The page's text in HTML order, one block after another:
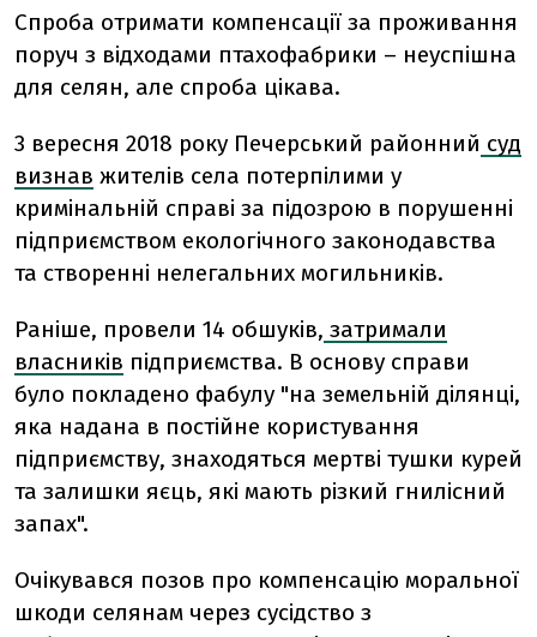
Спроба отримати компенсації за проживання
поруч з відходами птахофабрики – неуспішна
для селян, але спроба цікава.
3 вересня 2018 року Печерський районний суд
визнав жителів села потерпілими у
кримінальній справі за підозрою в порушенні
підприємством екологічного законодавства
та створенні нелегальних могильників.
Раніше, провели 14 обшуків, затримали
власників підприємства. В основу справи
було покладено фабулу "на земельній ділянці,
яка надана в постійне користування
підприємству, знаходяться мертві тушки курей
та залишки яєць, які мають різкий гнилісний
запах".
Очікувався позов про компенсацію моральної
шкоди селянам через сусідство з